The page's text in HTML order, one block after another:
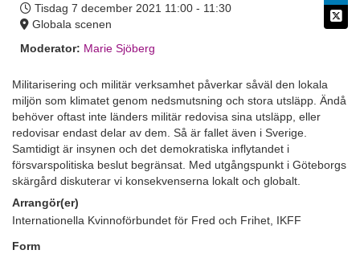
Tisdag 7 december 2021 11:00 - 11:30
Globala scenen
Moderator: Marie Sjöberg
Militarisering och militär verksamhet påverkar såväl den lokala
miljön som klimatet genom nedsmutsning och stora utsläpp. Ändå
behöver oftast inte länders militär redovisa sina utsläpp, eller
redovisar endast delar av dem. Så är fallet även i Sverige.
Samtidigt är insynen och det demokratiska inflytandet i
försvarspolitiska beslut begränsat. Med utgångspunkt i Göteborgs
skärgård diskuterar vi konsekvenserna lokalt och globalt.
Arrangör(er)
Internationella Kvinnoförbundet för Fred och Frihet, IKFF
Form